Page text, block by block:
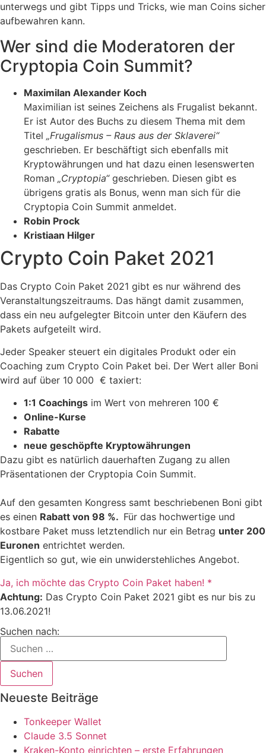
unterwegs und gibt Tipps und Tricks, wie man Coins sicher
aufbewahren kann.
Wer sind die Moderatoren der
Cryptopia Coin Summit?
Maximilan Alexander Koch
Maximilian ist seines Zeichens als Frugalist bekannt.
Er ist Autor des Buchs zu diesem Thema mit dem
Titel „Frugalismus – Raus aus der Sklaverei“
geschrieben. Er beschäftigt sich ebenfalls mit
Kryptowährungen und hat dazu einen lesenswerten
Roman „Cryptopia“geschrieben. Diesen gibt es
übrigens gratis als Bonus, wenn man sich für die
Cryptopia Coin Summit anmeldet.
Robin Prock
Kristiaan Hilger
Crypto Coin Paket 2021
Das Crypto Coin Paket 2021 gibt es nur während des
Veranstaltungszeitraums. Das hängt damit zusammen,
dass ein neu aufgelegter Bitcoin unter den Käufern des
Pakets aufgeteilt wird.
Jeder Speaker steuert ein digitales Produkt oder ein
Coaching zum Crypto Coin Paket bei. Der Wert aller Boni
wird auf über 10 000 € taxiert:
1:1 Coachings im Wert von mehreren 100 €
Online-Kurse
Rabatte
neue geschöpfte Kryptowährungen
Dazu gibt es natürlich dauerhaften Zugang zu allen
Präsentationen der Cryptopia Coin Summit.
Auf den gesamten Kongress samt beschriebenen Boni gibt
es einen Rabatt von 98 %. Für das hochwertige und
kostbare Paket muss letztendlich nur ein Betrag unter 200
Euronen entrichtet werden.
Eigentlich so gut, wie ein unwiderstehliches Angebot.
Ja, ich möchte das Crypto Coin Paket haben! *
Achtung: Das Crypto Coin Paket 2021 gibt es nur bis zu
13.06.2021!
Suchen nach:
Neueste Beiträge
Tonkeeper Wallet
Claude 3.5 Sonnet
Kraken-Konto einrichten – erste Erfahrungen